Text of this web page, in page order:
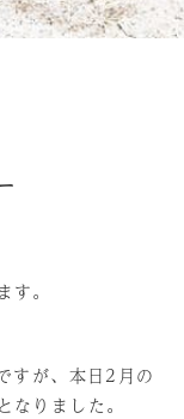
。
すが、本日2月の
りました。